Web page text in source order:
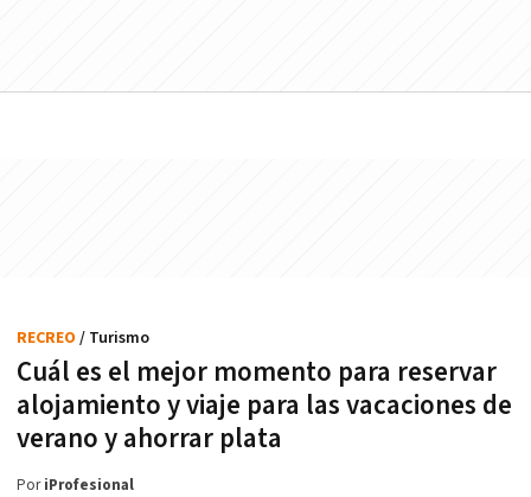
Cuál es el mejor momento para reservar
alojamiento y viaje para las vacaciones de
verano y ahorrar plata
RECREO / Turismo
PoriProfesional